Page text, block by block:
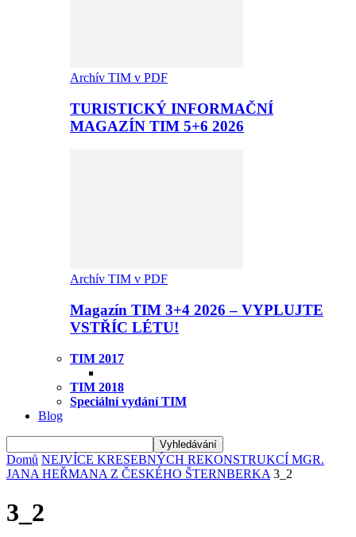
Archív TIM v PDF
TURISTICKÝ INFORMAČNÍ
MAGAZÍN TIM 5+6 2026
Archív TIM v PDF
Magazín TIM 3+4 2026 – VYPLUJTE
VSTŘÍC LÉTU!
TIM 2017
TIM 2018
Speciální vydání TIM
Blog
Domů NEJVÍCE KRESEBNÝCH REKONSTRUKCÍ MGR.
JANA HEŘMANA Z ČESKÉHO ŠTERNBERKA 3_2
3_2